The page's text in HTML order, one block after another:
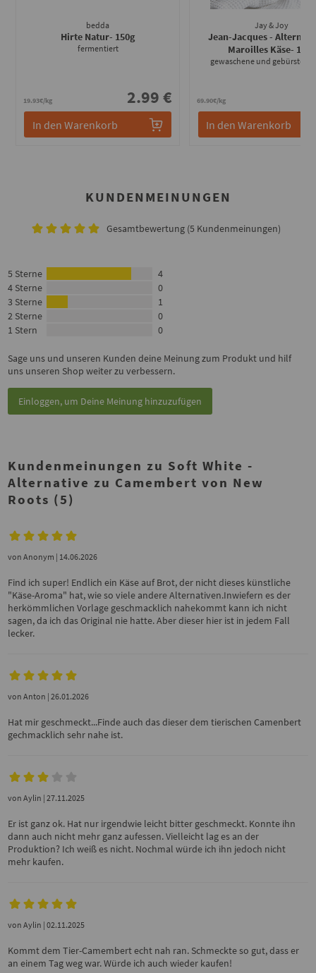
bedda
Hirte Natur- 150g
fermentiert
19.93€/kg 2.99 €
In den Warenkorb
Jay & Joy
Jean-Jacques -
Maroilles Käse- 100g
gewaschene und gebürstete
69.90€/kg
In den Warenkorb
KUNDENMEINUNGEN
Gesamtbewertung (5 Kundenmeinungen)
5 Sterne
4
4 Sterne
0
3 Sterne
1
2 Sterne
0
1 Stern
0
Sage uns und unseren Kunden deine Meinung zum Produkt und hilf
uns unseren Shop weiter zu verbessern.
Einloggen, um Deine Meinung hinzuzufügen
Kundenmeinungen zu Soft White -
Alternative zu Camembert von New
Roots (5)
vonAnonym | 14.06.2026
Find ich super! Endlich ein Käse auf Brot, der nicht dieses künstliche
"Käse-Aroma" hat, wie so viele andere Alternativen.Inwiefern es der
herkömmlichen Vorlage geschmacklich nahekommt kann ich nicht
sagen, da ich das Original nie hatte. Aber dieser hier ist in jedem Fall
lecker.
vonAnton | 26.01.2026
Hat mir geschmeckt...Finde auch das dieser dem tierischen Camenbert
gechmacklich sehr nahe ist.
vonAylin | 27.11.2025
Er ist ganz ok. Hat nur irgendwie leicht bitter geschmeckt. Konnte ihn
dann auch nicht mehr ganz aufessen. Vielleicht lag es an der
Produktion? Ich weiß es nicht. Nochmal würde ich ihn jedoch nicht
mehr kaufen.
vonAylin | 02.11.2025
Kommt dem Tier-Camembert echt nah ran. Schmeckte so gut, dass er
an einem Tag weg war. Würde ich auch wieder kaufen!